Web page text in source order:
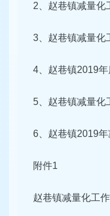
2、赵巷镇减量化
3、赵巷镇减量化
4、赵巷镇2019
5、赵巷镇减量化
6、赵巷镇2019
附件1
赵巷镇减量化工